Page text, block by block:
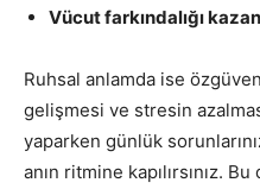
Vücut farkındalığı
Ruhsal anlamda ise
gelişmesi ve stresin
yaparken günlük
anın ritmine kapılırsınız.